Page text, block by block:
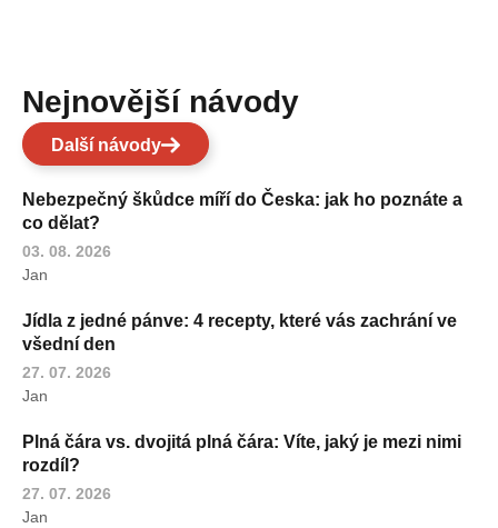
Nejnovější návody
Další návody
Nebezpečný škůdce míří do Česka: jak ho poznáte a
co dělat?
03. 08. 2026
Jan
Jídla z jedné pánve: 4 recepty, které vás zachrání ve
všední den
27. 07. 2026
Jan
Plná čára vs. dvojitá plná čára: Víte, jaký je mezi nimi
rozdíl?
27. 07. 2026
Jan